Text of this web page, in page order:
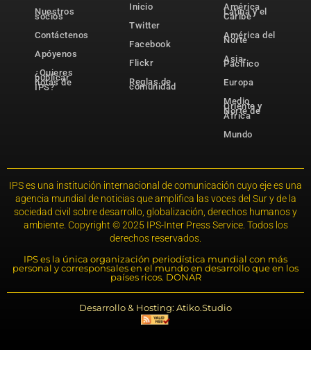
Nuestros
socios
Contáctenos
Apóyenos
¿Quieres
publicar
notas de
IPS?
Inicio
Twitter
Facebook
Flickr
Reglas de
comunidad
América
Latina y el
Caribe
América del
Norte
Asia-
Pacífico
Europa
Medio
Oriente y
Norte de
África
Mundo
IPS es una institución internacional de comunicación cuyo eje es una
agencia mundial de noticias que amplifica las voces del Sur y de la
sociedad civil sobre desarrollo, globalización, derechos humanos y
ambiente. Copyright © 2025 IPS-Inter Press Service. Todos los
derechos reservados.
IPS es la única organización periodística mundial con más
personal y corresponsales en el mundo en desarrollo que en los
países ricos. DONAR
Desarrollo & Hosting: Atiko.Studio